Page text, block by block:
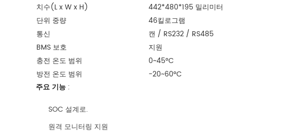
치수(L x W x H)
442*480*195 밀리미터
단위 중량
46킬로그램
통신
캔 / RS232 / RS485
BMS 보호
지원
충전 온도 범위
0~45°C
방전 온도 범위
-20~60°C
주요 기능 :
SOC 설계로.
원격 모니터링 지원